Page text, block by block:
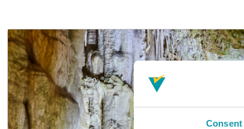
Consent